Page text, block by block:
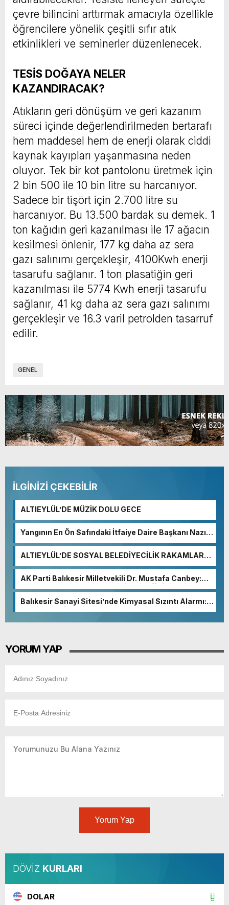
çevre bilincini arttırmak amacıyla özellikle
öğrencilere yönelik çeşitli sıfır atık
etkinlikleri ve seminerler düzenlenecek.
TESİS DOĞAYA NELER
KAZANDIRACAK?
Atıkların geri dönüşüm ve geri kazanım
süreci içinde değerlendirilmeden bertarafı
hem maddesel hem de enerji olarak ciddi
kaynak kayıpları yaşanmasına neden
oluyor. Tek bir kot pantolonu üretmek için
2 bin 500 ile 10 bin litre su harcanıyor.
Sadece bir tişört için 2.700 litre su
harcanıyor. Bu 13.500 bardak su demek. 1
ton kağıdın geri kazanılması ile 17 ağacın
kesilmesi önlenir, 177 kg daha az sera
gazı salınımı gerçekleşir, 4100Kwh enerji
tasarufu sağlanır. 1 ton plasatiğin geri
kazanılması ile 5774 Kwh enerji tasarufu
sağlanır, 41 kg daha az sera gazı salınımı
gerçekleşir ve 16.3 varil petrolden tasarruf
edilir.
GENEL
İLGİNİZİ ÇEKEBİLİR
ALTIEYLÜL’DE MÜZİK DOLU GECE
Yangının En Ön Safındaki İtfaiye Daire Başkanı Nazım
ALTIEYLÜL’DE SOSYAL BELEDİYECİLİK RAKAMLARA
AK Parti Balıkesir Milletvekili Dr. Mustafa Canbey:
“Medyanın varlığı, demokratik ve şeffaf toplumun
Balıkesir Sanayi Sitesi’nde Kimyasal Sızıntı Alarmı:
52. Sokak Güvenlik Nedeniyle Boşaltıldı
YORUM YAP
Yorum Yap
DÖVİZ KURLARI
DOLAR